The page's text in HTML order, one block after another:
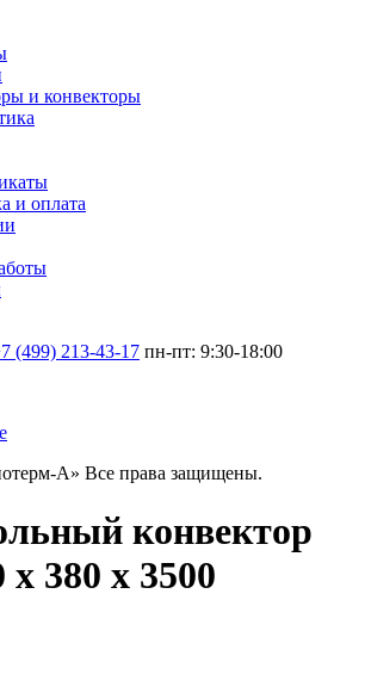
и конвекторы
и оплата
(499) 213-43-17 пн-пт: 9:30-18:00
А» Все права защищены.
конвектор
380 х 3500